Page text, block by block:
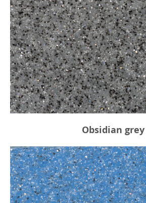
Obsidian grey